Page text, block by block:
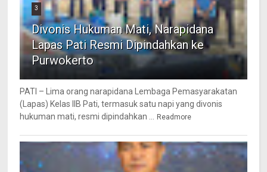
3
Divonis Hukuman Mati, Narapidana
Lapas Pati Resmi Dipindahkan ke
Purwokerto
PATI – Lima orang narapidana Lembaga Pemasyarakatan
(Lapas) Kelas IIB Pati, termasuk satu napi yang divonis
hukuman mati, resmi dipindahkan ...
Readmore